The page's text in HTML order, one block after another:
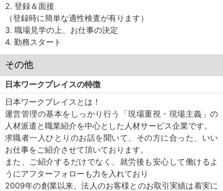
2. 登録＆面接
（登録時に簡単な適性検査が有ります）
3. 職場見学の上、お仕事の決定
4. 勤務スタート
その他
日本ワークプレイスの特徴
日本ワークプレイスとは！
運営管理の基本をしっかり行う「現場重視・現場主義」の
人材派遣と職業紹介を中心とした人材サービス企業です。
求職者一人ひとりのお話を聞いて、その方に合った、いい
お仕事をご紹介させて頂いております。
また、ご紹介するだけでなく、就労後も安心して働けるよ
うにアフターフォローも力を入れており
2009年の創業以来、法人のお客様とのお取引実績は着実に